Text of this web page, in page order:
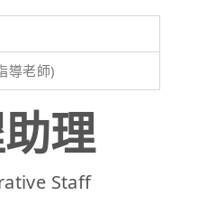
導老師)
理
Staff